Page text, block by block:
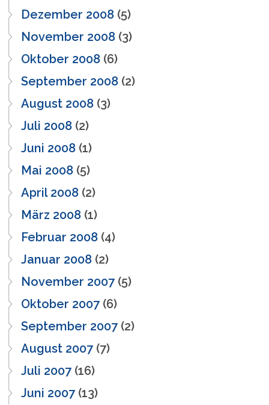
Dezember 2008 (5)
November 2008 (3)
Oktober 2008 (6)
September 2008 (2)
August 2008 (3)
Juli 2008 (2)
Juni 2008 (1)
Mai 2008 (5)
April 2008 (2)
März 2008 (1)
Februar 2008 (4)
Januar 2008 (2)
November 2007(5)
Oktober 2007(6)
September 2007(2)
August 2007(7)
Juli 2007(16)
Juni 2007(13)